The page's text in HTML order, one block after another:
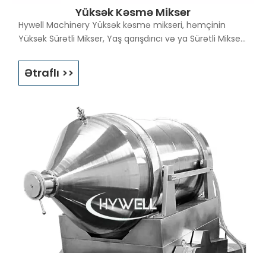
Yüksək Kəsmə Mikser
Hywell Machinery Yüksək kəsmə mikseri, həmçinin
Yüksək Sürətli Mikser, Yaş qarışdırıcı və ya Sürətli Mikser
qarışdırmaq üçün çox qısa müddət ərzində və əla
təmizləmə qabiliyyəti ilə səmərəli və çox yönlü
çarx tipli qarışdırıcının innovativ dizaynı sayəsində
qarışdırma üçün mükəmməl nəticələr verə bilir. yaş
yüksək kəsici mikserlər əczaçılıq, kimya, qida və
elektron sənayelərində geniş istifadə olunur.
Ətraflı >>